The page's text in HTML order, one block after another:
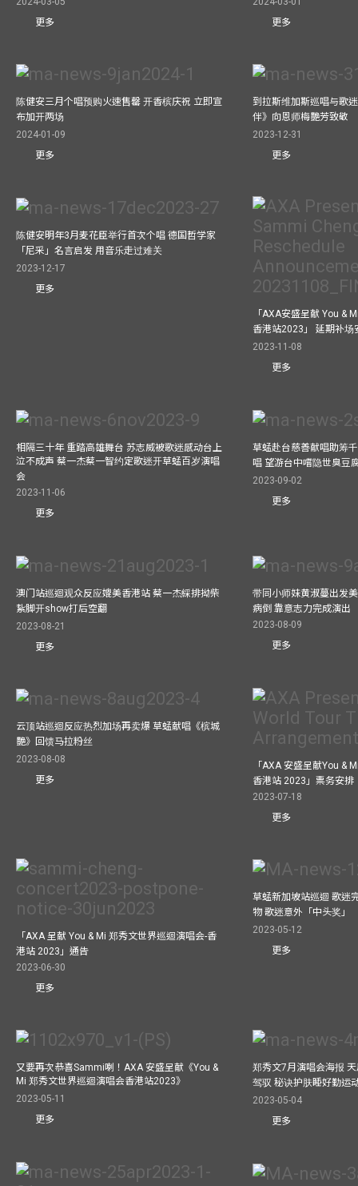
更多
更多
陈健安三月个唱预购火速售罄 开香槟庆祝 立即宣
布加开两场
2024-01-09
更多
到拉斯维加斯巡唱与歌
伴》向恩师梅艷芳致敬
2023-12-31
更多
陈健安明年3月麦花臣举行首次个唱 德国哲学家
「尼采」名言启发 用音乐走过难关
2023-12-17
更多
「AXA安盛呈献 You &
香港站2023」 延期补场
2023-11-08
更多
相隔三十年 重踏高雄舞台 苏志威被歌迷感动台上
泣不成声 蔡一杰蔡一智约定歌迷开草蜢百岁演唱
会
2023-11-06
更多
草蜢赴台慈善献唱助筹
唱 望游台中嚐隐世臭豆
2023-09-02
更多
澳门站巡迴观众反应媲美香港站 蔡一杰綵排拗柴
紥脚开show打后空翻
2023-08-21
更多
带同小师妹黄淑蔓出发
病倒 靠意志力完成演出
2023-08-09
更多
云顶站巡迴反应热烈加场再卖爆 草蜢献唱《槟城
艷》回馈马拉粉丝
2023-08-08
更多
「AXA 安盛呈献You &
香港站 2023」票务安排
2023-07-18
更多
「AXA 呈献 You & Mi 郑秀文世界巡迴演唱会-香
港站 2023」通告
2023-06-30
更多
草蜢新加坡站巡迴 歌迷
物 歌迷意外「中头奖」
2023-05-12
更多
又要再次恭喜Sammi喇！AXA 安盛呈献《You &
Mi 郑秀文世界巡迴演唱会香港站2023》
2023-05-11
更多
郑秀文7月演唱会海报
驾驭 秘诀护肤睡好勤运
2023-05-04
更多